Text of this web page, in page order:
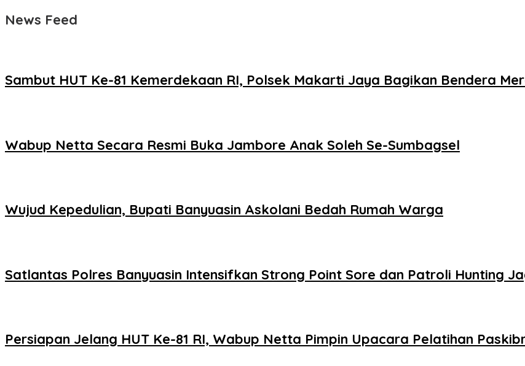
News Feed
Sambut HUT Ke-81 Kemerdekaan RI, Polsek Makarti Jaya Bagikan Bendera
Wabup Netta Secara Resmi Buka Jambore Anak Soleh Se-Sumbagsel
Wujud Kepedulian, Bupati Banyuasin Askolani Bedah Rumah Warga
Satlantas Polres Banyuasin Intensifkan Strong Point Sore dan Patroli Hunting
Persiapan Jelang HUT Ke-81 RI, Wabup Netta Pimpin Upacara Pelatihan